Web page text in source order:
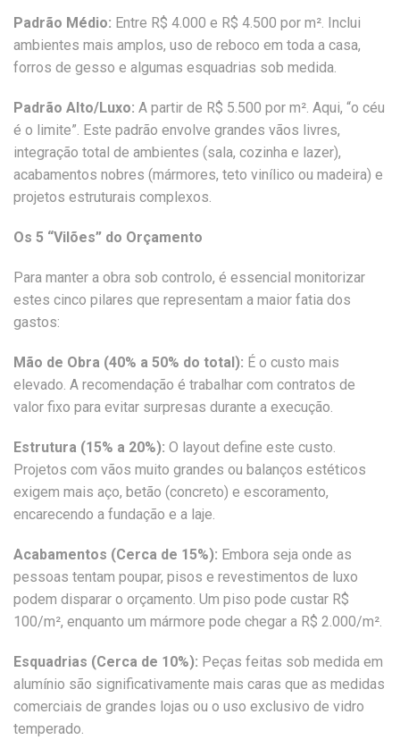
Padrão Médio: Entre R$ 4.000 e R$ 4.500 por m². Inclui
ambientes mais amplos, uso de reboco em toda a casa,
forros de gesso e algumas esquadrias sob medida.
Padrão Alto/Luxo: A partir de R$ 5.500 por m². Aqui, “o céu
é o limite”. Este padrão envolve grandes vãos livres,
integração total de ambientes (sala, cozinha e lazer),
acabamentos nobres (mármores, teto vinílico ou madeira) e
projetos estruturais complexos.
Os 5 “Vilões” do Orçamento
Para manter a obra sob controlo, é essencial monitorizar
estes cinco pilares que representam a maior fatia dos
gastos:
Mão de Obra (40% a 50% do total): É o custo mais
elevado. A recomendação é trabalhar com contratos de
valor fixo para evitar surpresas durante a execução.
Estrutura (15% a 20%): O layout define este custo.
Projetos com vãos muito grandes ou balanços estéticos
exigem mais aço, betão (concreto) e escoramento,
encarecendo a fundação e a laje.
Acabamentos (Cerca de 15%): Embora seja onde as
pessoas tentam poupar, pisos e revestimentos de luxo
podem disparar o orçamento. Um piso pode custar R$
100/m², enquanto um mármore pode chegar a R$ 2.000/m².
Esquadrias (Cerca de 10%): Peças feitas sob medida em
alumínio são significativamente mais caras que as medidas
comerciais de grandes lojas ou o uso exclusivo de vidro
temperado.